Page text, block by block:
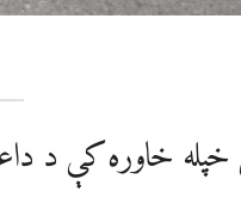
خپله خاوره کې د